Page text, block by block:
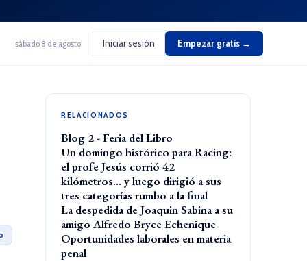
sábado 8 de agosto Iniciar sesión Empezar gratis →
RELACIONADOS
Blog 2 - Feria del Libro
Un domingo histórico para Racing:
el profe Jesús corrió 42
kilómetros… y luego dirigió a sus
tres categorías rumbo a la final
La despedida de Joaquin Sabina a su
amigo Alfredo Bryce Echenique
Oportunidades laborales en materia
penal